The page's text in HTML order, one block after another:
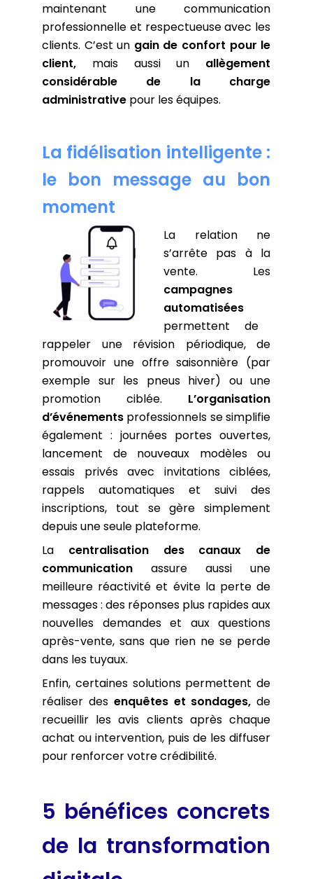
maintenant une communication
professionnelle et respectueuseavec les
clients. C’est un gain de confort pour le
client, mais aussi un allègement
considérable de la charge
administrative pour les équipes.
La fidélisation intelligente :
le bon message au bon
moment
La relation ne
s’arrête pas à la
vente. Les
campagnes
automatisées
permettent de
rappeler une révision périodique, de
promouvoir une offre saisonnière (par
exemple sur les pneus hiver) ou une
promotion ciblée. L’organisation
d’événements professionnels se simplifie
également : journées portes ouvertes,
lancement de nouveaux modèles ou
essais privés avec invitations ciblées,
rappels automatiques et suivi des
inscriptions, tout se gère simplement
depuis une seule plateforme.
La centralisation des canaux de
communicationassure aussi une
meilleure réactivité et évite la perte de
messages : des réponses plus rapides aux
nouvelles demandes et aux questions
après-vente, sans que rien ne se perde
dans les tuyaux.
Enfin, certaines solutions permettent de
réaliser des enquêtes et sondages, de
recueillir les avis clients après chaque
achat ou intervention, puis de les diffuser
pour renforcer votre crédibilité.
5 bénéfices concrets
de la transformation